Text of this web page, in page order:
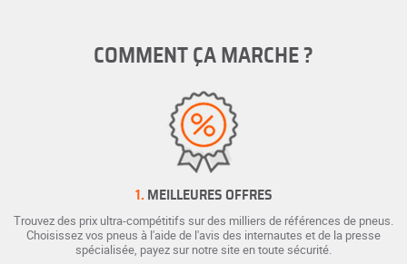
COMMENT ÇA MARCHE ?
1. MEILLEURES OFFRES
Trouvez des prix ultra-compétitifs sur des milliers de références de pneus.
Choisissez vos pneus à l'aide de l'avis des internautes et de la presse
spécialisée, payez sur notre site en toute sécurité.